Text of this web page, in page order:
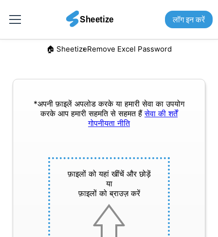
लॉग इन करें
🏠︎ SheetizeRemove Excel Password
*अपनी फ़ाइलें अपलोड करके या हमारी सेवा का उपयोग
करके आप हमारी सहमति से सहमत हैंसेवा की शर्तें
गोपनीयता नीति
फ़ाइलों को यहां खींचें और छोड़ें
या
फ़ाइलों को ब्राउज़ करें